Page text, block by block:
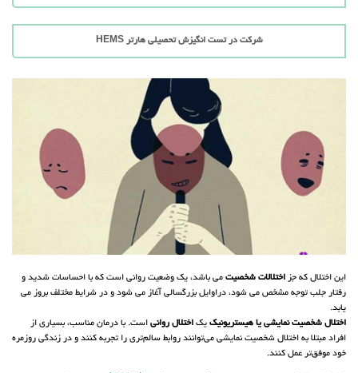
شرکت در تست انگیزش تحصیلی هارتر HEMS
این اختلال که جز اختلالات شخصیت می باشد، یک وضعیت روانی است که با احساسات شدید و
رفتار جلب توجه مشخص می شود، دراوایل بزرگسالی آغاز می شود و در شرایط مختلف بروز می
یابد.
اختلال شخصیت نمایشی یا هیستریونیک یک اختلال روانی است. با درمان مناسب، بسیاری از
افراد مبتلا به اختلال شخصیت نمایشی می‌توانند روابط سالم‌تری را تجربه کنند و در زندگی روزمره
خود موفق‌تر عمل کنند.